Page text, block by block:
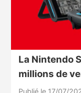
La Nintendo
millions de
Publié le 17/07/